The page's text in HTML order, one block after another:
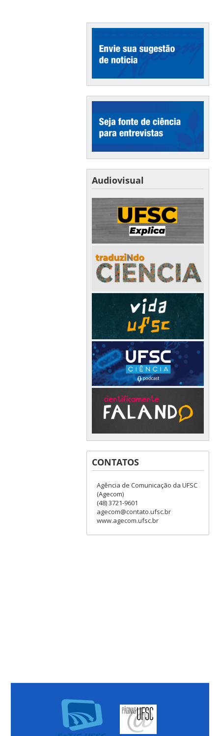
Audiovisual
CONTATOS
Agência de Comunicação da UFSC
(Agecom)
(48) 3721-9601
agecom@contato.ufsc.br
www.agecom.ufsc.br